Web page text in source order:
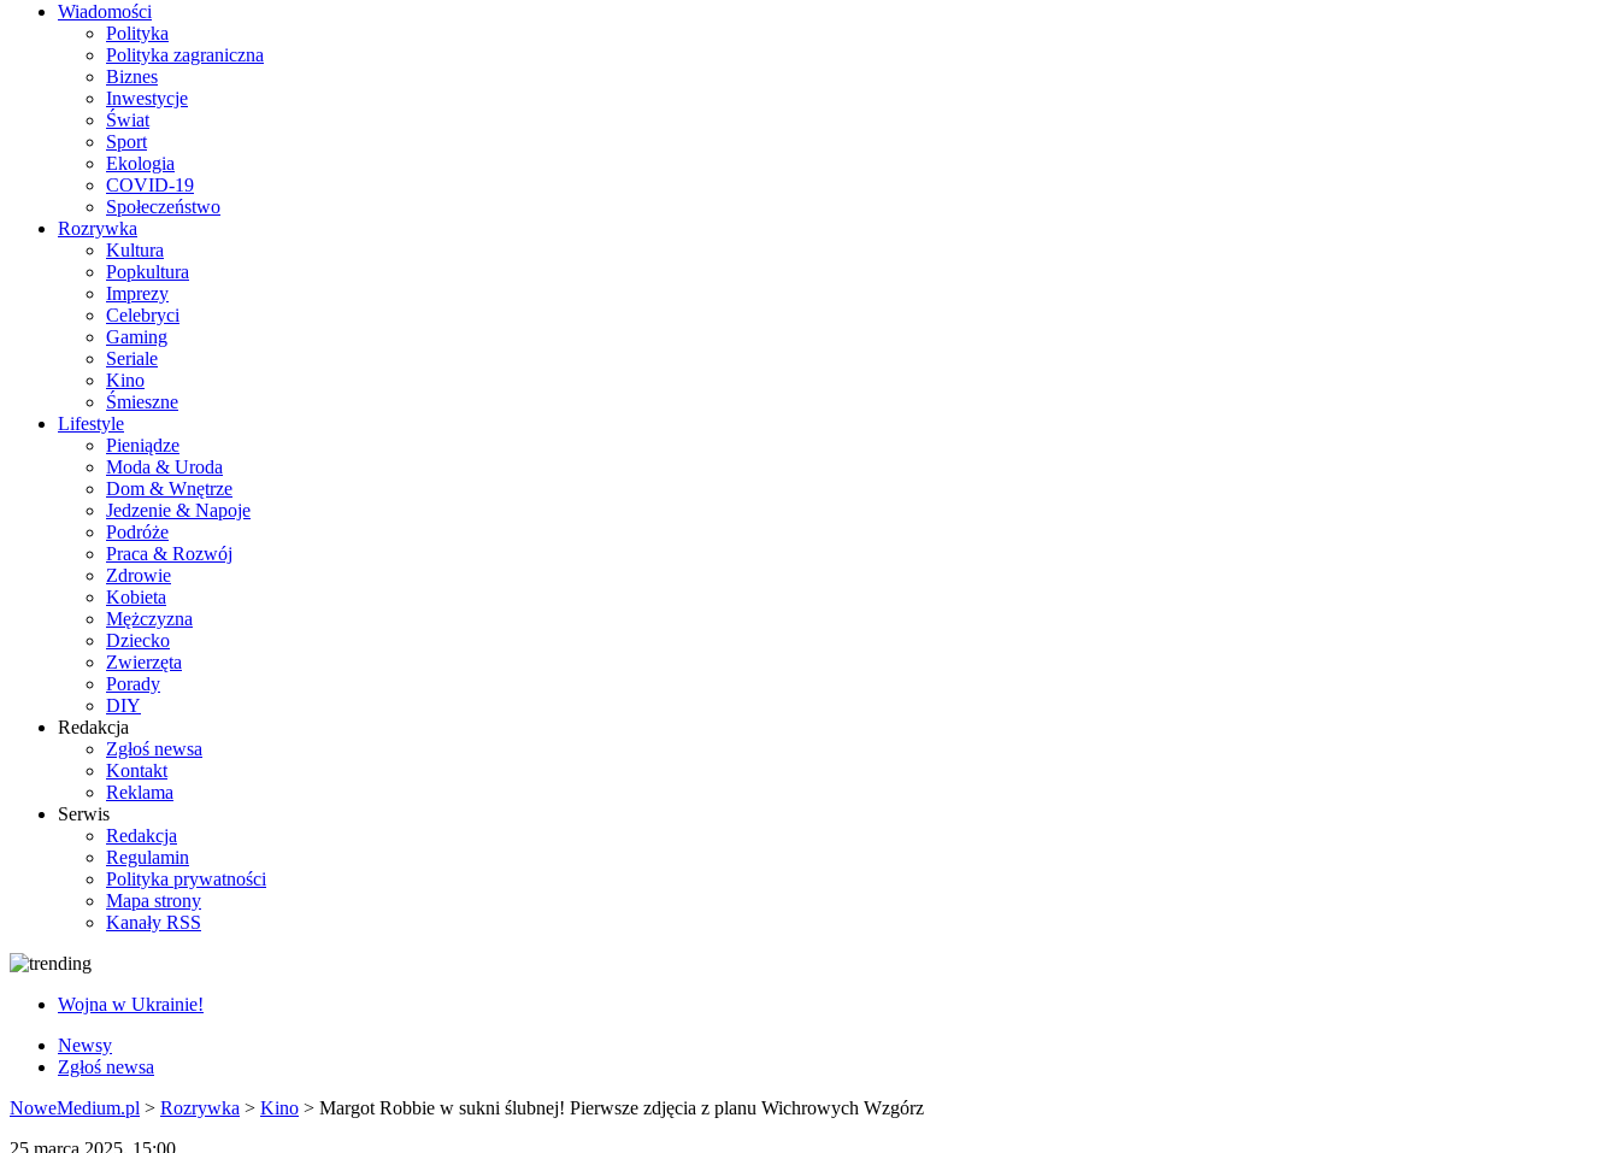
Wiadomości
Polityka
Polityka zagraniczna
Biznes
Inwestycje
Świat
Sport
Ekologia
COVID-19
Społeczeństwo
Rozrywka
Kultura
Popkultura
Imprezy
Celebryci
Gaming
Seriale
Kino
Śmieszne
Lifestyle
Pieniądze
Moda & Uroda
Dom & Wnętrze
Jedzenie & Napoje
Podróże
Praca & Rozwój
Zdrowie
Kobieta
Mężczyzna
Dziecko
Zwierzęta
Porady
DIY
Redakcja
Zgłoś newsa
Kontakt
Reklama
Serwis
Redakcja
Regulamin
Polityka prywatności
Mapa strony
Kanały RSS
Wojna w Ukrainie!
Newsy
Zgłoś newsa
NoweMedium.pl > Rozrywka > Kino > Margot Robbie w sukni ślubnej! Pierwsze zdjęcia z planu Wichrowych Wzgórz